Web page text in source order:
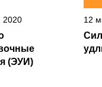
2020
(ЭУИ)
12